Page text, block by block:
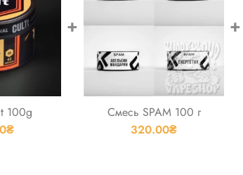
100g
₴
+
Смесь SPAM 100 г
320.00₴
+